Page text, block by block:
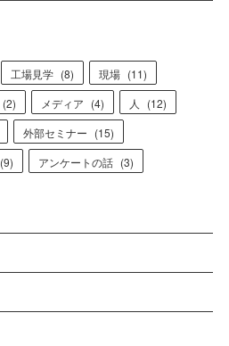
工場見学 (8) 現場 (11)
(2) メディア (4) 人 (12)
外部セミナー (15)
(9) アンケートの話 (3)